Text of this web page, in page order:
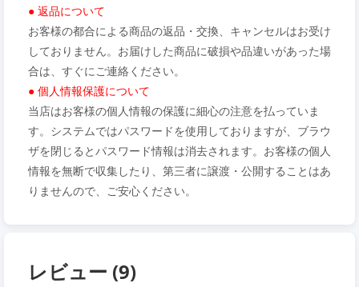
● 返品について
お客様の都合による商品の返品・交換、キャンセルはお受け
しておりません。お届けした商品に破損や品違いがあった場
合は、すぐにご連絡ください。
● 個人情報保護について
当店はお客様の個人情報の保護に細心の注意を払っていま
す。システムではパスワードを使用しておりますが、ブラウ
ザを閉じるとパスワード情報は消去されます。お客様の個人
情報を無断で収集したり、第三者に譲渡・公開することはあ
りませんので、ご安心ください。
レビュー (9)